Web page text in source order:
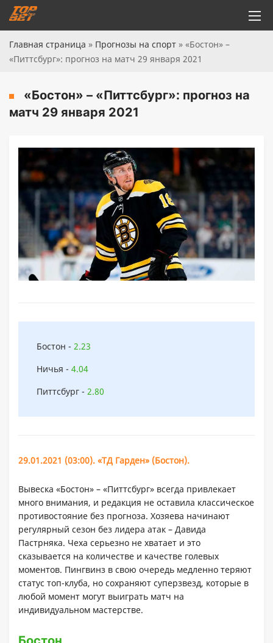
Главная страница » Прогнозы на спорт » «Бостон» –
«Питтсбург»: прогноз на матч 29 января 2021
«Бостон» – «Питтсбург»: прогноз на
матч 29 января 2021
Бостон - 2.23
Ничья - 4.04
Питтсбург - 2.80
29.01.2021 (03:00). «ТД Гарден» (Бостон).
Вывеска «Бостон» – «Питтсбург» всегда привлекает
много внимания, и редакция не оставила классическое
противостояние без прогноза. Хозяева начинают
регулярный сезон без лидера атак – Давида
Пастрняка. Чеха серьезно не хватает и это
сказывается на количестве и качестве голевых
моментов. Пингвинз в свою очередь медленно теряют
статус топ-клуба, но сохраняют суперзвезд, которые в
любой момент могут выиграть матч на
индивидуальном мастерстве.